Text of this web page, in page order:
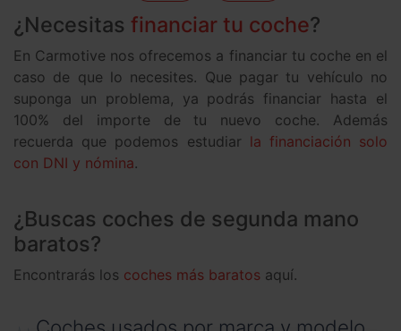
¿Necesitas financiar tu coche?
En Carmotive nos ofrecemos a financiar tu coche en el
caso de que lo necesites. Que pagar tu vehículo no
suponga un problema, ya podrás financiar hasta el
100% del importe de tu nuevo coche. Además
recuerda que podemos estudiar la financiación solo
con DNI y nómina.
¿Buscas coches de segunda mano
baratos?
Encontrarás los coches más baratos aquí.